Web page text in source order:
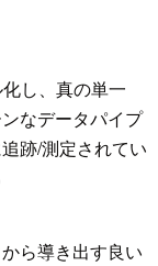
し、真の単一
なデータパイプ
跡/測定されてい
ら導き出す良い